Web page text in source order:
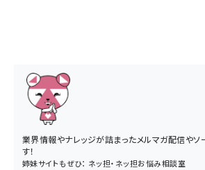
業界情報やナレッジが詰まったメルマガ配信やソ
す！
姉妹サイトもぜひ： ネッ担・ ネッ担お悩み相談室